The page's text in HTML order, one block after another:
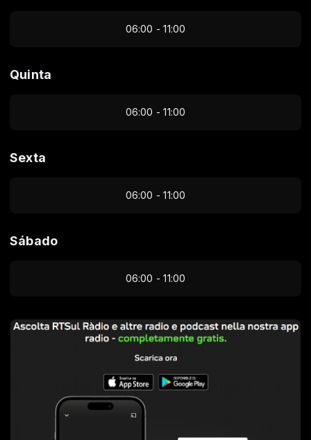
06:00 - 11:00
Quinta
06:00 - 11:00
Sexta
06:00 - 11:00
Sábado
06:00 - 11:00